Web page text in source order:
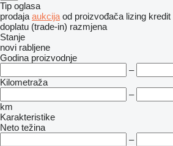
Tip oglasa
prodaja aukcija od proizvođača lizing kredit
doplatu (trade-in) razmjena
Stanje
novi rabljene
Godina proizvodnje
–
Kilometraža
–
km
Karakteristike
Neto težina
–